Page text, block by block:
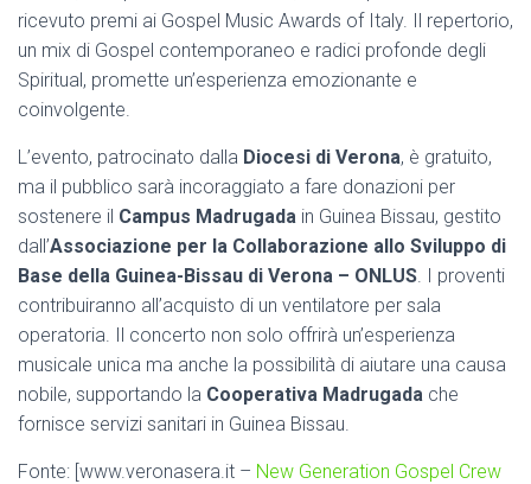
ricevuto premi ai Gospel Music Awards of Italy. Il repertorio,
un mix di Gospel contemporaneo e radici profonde degli
Spiritual, promette un’esperienza emozionante e
coinvolgente.
L’evento, patrocinato dalla Diocesi di Verona, è gratuito,
ma il pubblico sarà incoraggiato a fare donazioni per
sostenere il Campus Madrugada in Guinea Bissau, gestito
dall’Associazione per la Collaborazione allo Sviluppo di
Base della Guinea-Bissau di Verona – ONLUS. I proventi
contribuiranno all’acquisto di un ventilatore per sala
operatoria. Il concerto non solo offrirà un’esperienza
musicale unica ma anche la possibilità di aiutare una causa
nobile, supportando la Cooperativa Madrugada che
fornisce servizi sanitari in Guinea Bissau.
Fonte: [www.veronasera.it – New Generation Gospel Crew